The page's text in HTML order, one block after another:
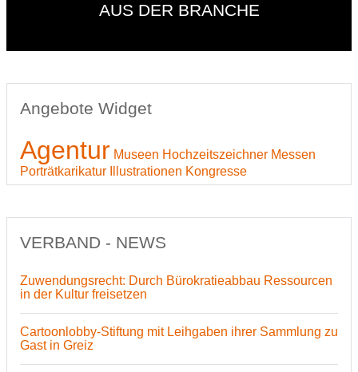
AUS DER BRANCHE
Angebote Widget
Agentur Museen Hochzeitszeichner Messen
Porträtkarikatur
Illustrationen Kongresse
VERBAND - NEWS
Zuwendungsrecht: Durch Bürokratieabbau Ressourcen
in der Kultur freisetzen
Cartoonlobby-Stiftung mit Leihgaben ihrer Sammlung zu
Gast in Greiz